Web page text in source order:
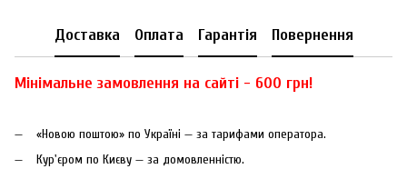
Доставка Оплата Гарантія Повернення
Мінімальне замовлення на сайті - 600 грн!
«Новою поштою» по Україні — за тарифами оператора.
Кур'єром по Києву — за домовленністю.